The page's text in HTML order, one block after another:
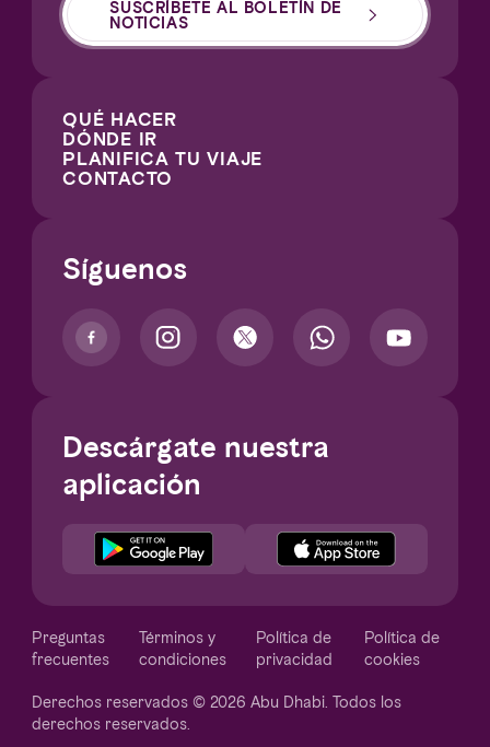
SUSCRÍBETE AL BOLETÍN DE
NOTICIAS
QUÉ HACER
DÓNDE IR
PLANIFICA TU VIAJE
CONTACTO
Síguenos
Descárgate nuestra
aplicación
Preguntas
frecuentes
Términos y
condiciones
Política de
privacidad
Política de
cookies
Derechos reservados © 2026 Abu Dhabi. Todos los
derechos reservados.
Notice at collection